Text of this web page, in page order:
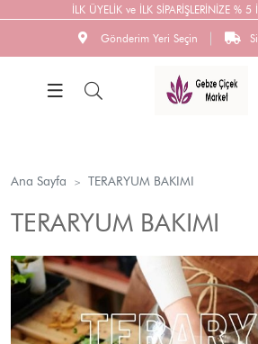
İLK ÜYELİK ve İLK SİPARİŞLERİNİZE % 5
Gönderim Yeri Seçin
Ana Sayfa TERARYUM BAKIMI
TERARYUM BAKIMI